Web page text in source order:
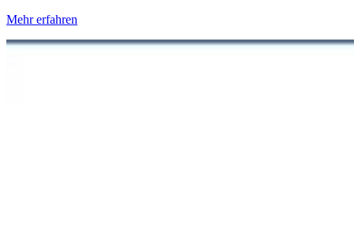
Mehr erfahren